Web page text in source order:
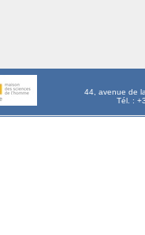
44, avenue de
Tél. :